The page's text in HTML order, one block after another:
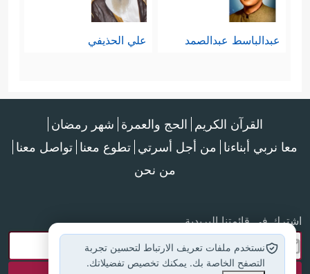
عبدالباسط عبدالصمد علي الحذيفي
القرآن الكريم الحج والعمرة شهر رمضان
معا نربي أبناءنا من أجل أسرتي تطوع معنا تواصل معنا
من نحن
اشترك في قائمتنا البريدية
نستخدم ملفات تعريف الارتباط لتحسين تجربة
التصفح الخاصة بك. يمكنك تخصيص تفضيلاتك.